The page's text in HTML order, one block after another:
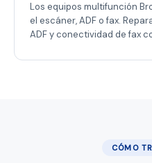
Los equipos multifunción
el escáner, ADF o fax.
ADF y conectividad de fax
CÓMO